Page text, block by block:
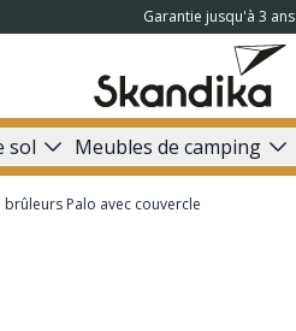
Garantie jusqu'à 3 ans
sol Meubles de camping
brûleurs Palo avec couvercle